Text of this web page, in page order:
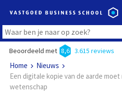
Beoordeeld met 8,6 3.615 reviews
Home
Nieuws
Een digitale kopie van de aarde
wetenschap